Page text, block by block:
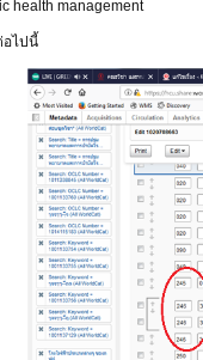
health management
อไปนี้